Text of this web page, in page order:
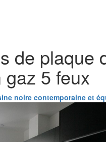
de plaque
gaz 5 feux
noire contemporaine et